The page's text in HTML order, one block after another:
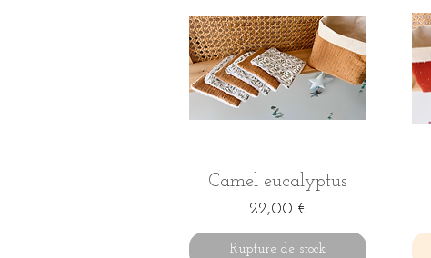
Aperçu rapide
Camel eucalyptus
Prix
22,00 €
Rupture de stock